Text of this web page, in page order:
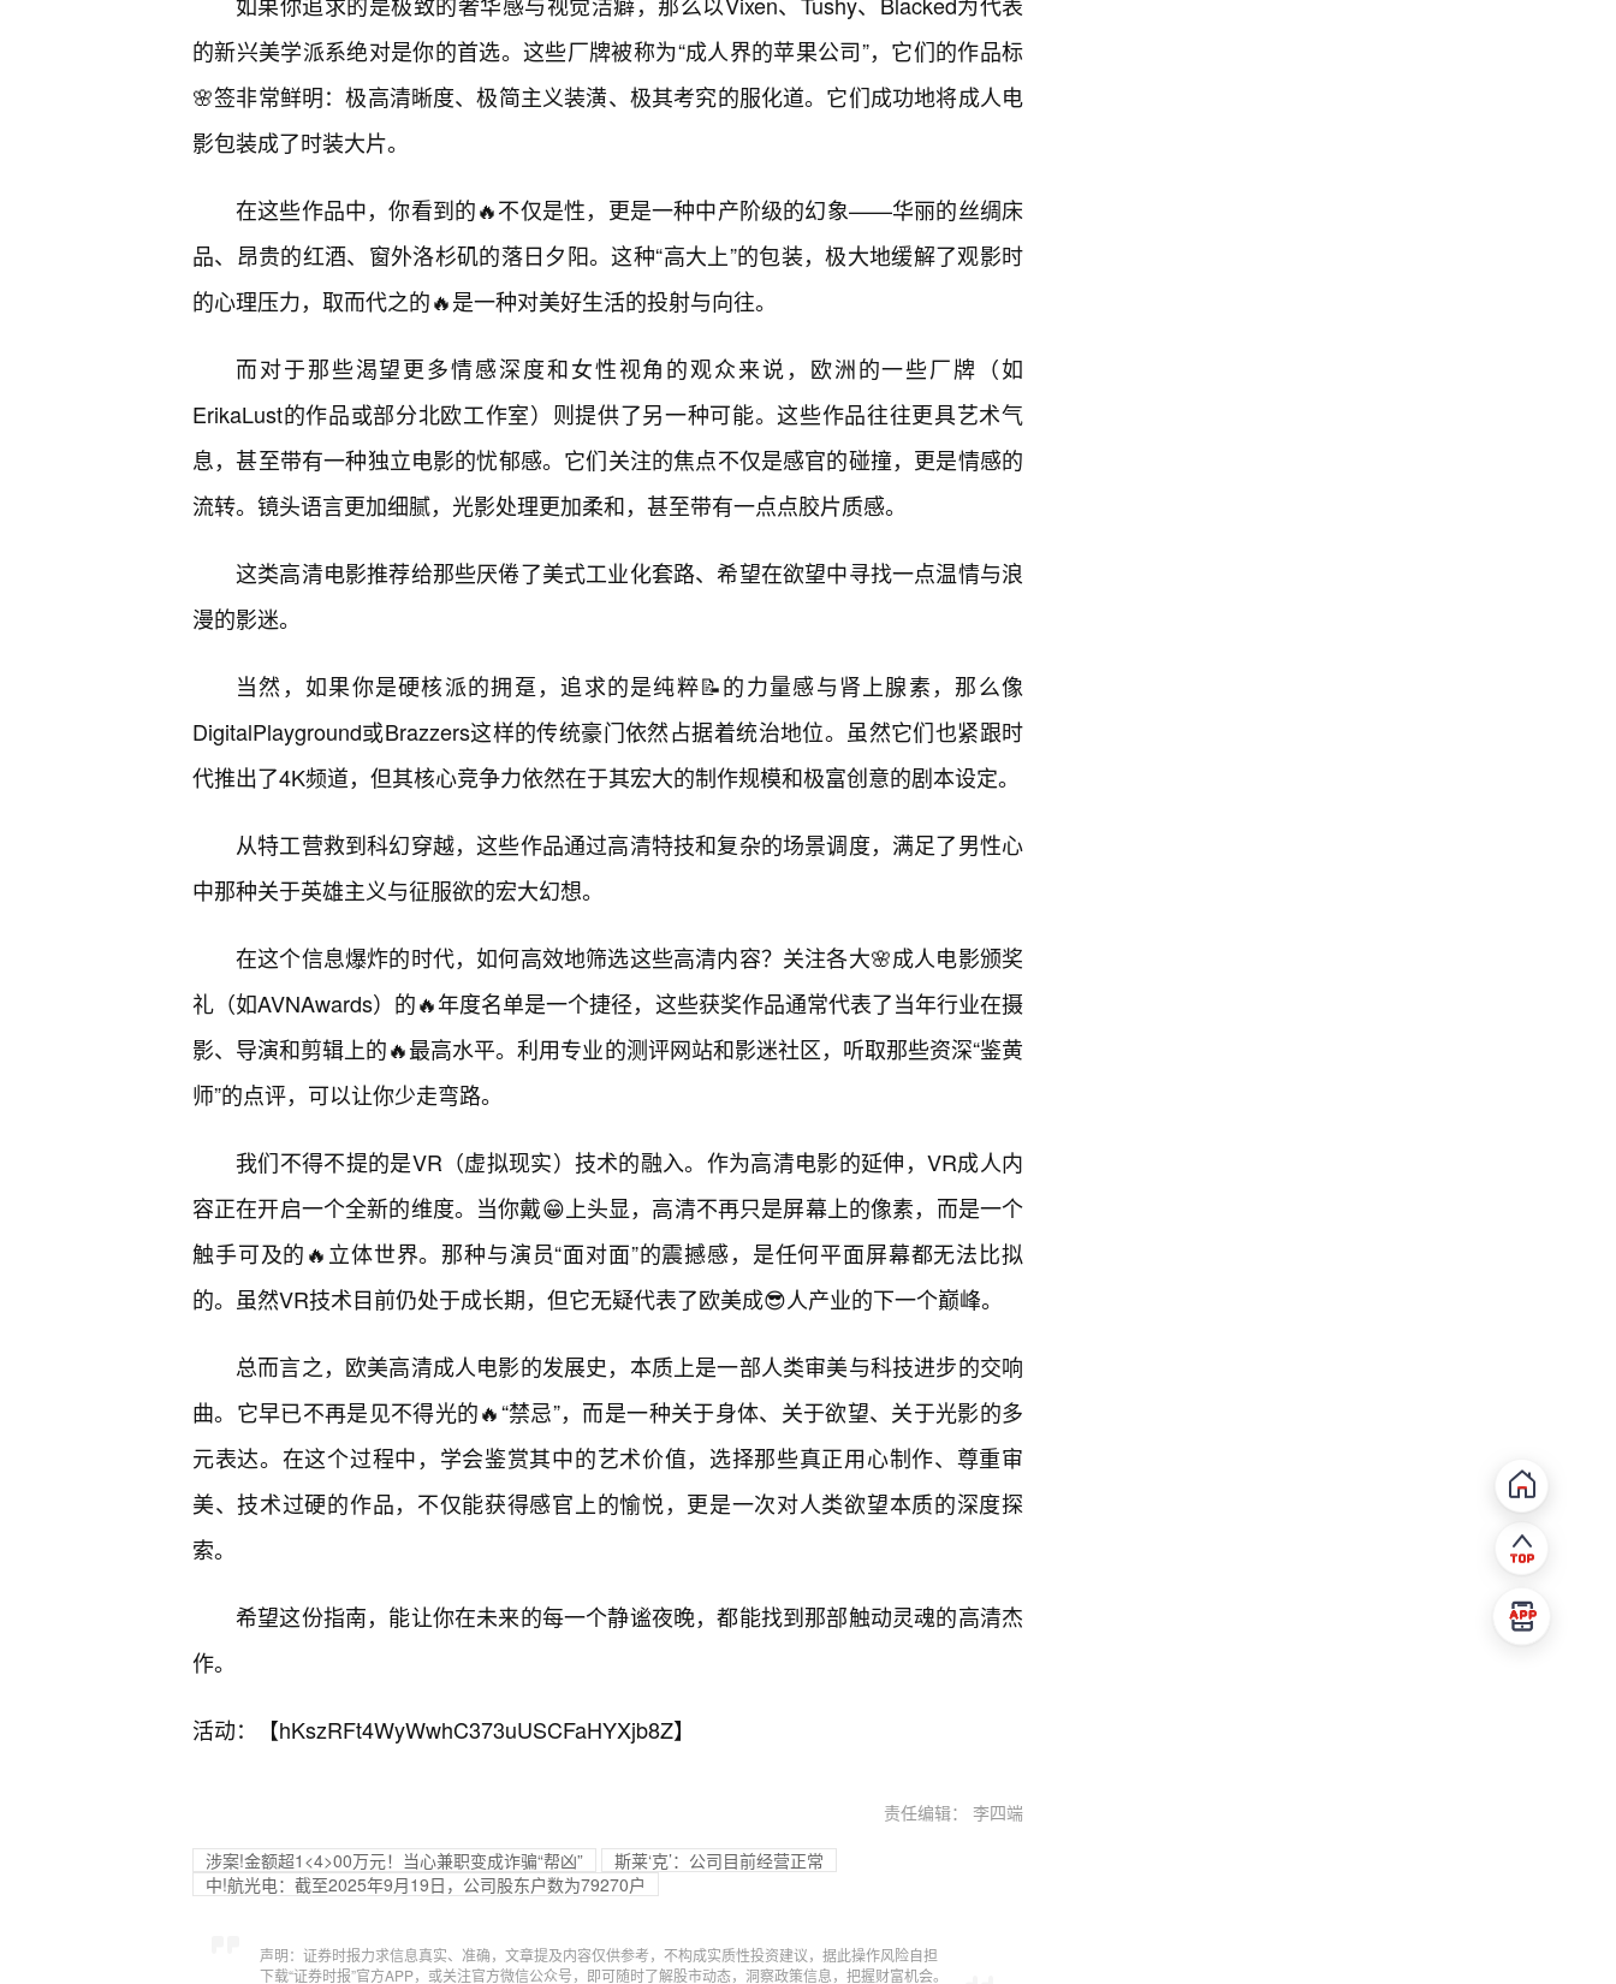
的新兴美学派系绝对是你的首选。这些厂牌被称为“成人界的苹果公司”，它们的作品标
🌸签非常鲜明：极高清晰度、极简主义装潢、极其考究的服化道。它们成功地将成人电
影包装成了时装大片。
在这些作品中，你看到的🔥不仅是性，更是一种中产阶级的幻象——华丽的丝绸床
品、昂贵的红酒、窗外洛杉矶的落日夕阳。这种“高大上”的包装，极大地缓解了观影时
的心理压力，取而代之的🔥是一种对美好生活的投射与向往。
而对于那些渴望更多情感深度和女性视角的观众来说，欧洲的一些厂牌（如
ErikaLust的作品或部分北欧工作室）则提供了另一种可能。这些作品往往更具艺术气
息，甚至带有一种独立电影的忧郁感。它们关注的焦点不仅是感官的碰撞，更是情感的
流转。镜头语言更加细腻，光影处理更加柔和，甚至带有一点点胶片质感。
这类高清电影推荐给那些厌倦了美式工业化套路、希望在欲望中寻找一点温情与浪
漫的影迷。
当然，如果你是硬核派的拥趸，追求的是纯粹📝的力量感与肾上腺素，那么像
DigitalPlayground或Brazzers这样的传统豪门依然占据着统治地位。虽然它们也紧跟时
代推出了4K频道，但其核心竞争力依然在于其宏大的制作规模和极富创意的剧本设定。
从特工营救到科幻穿越，这些作品通过高清特技和复杂的场景调度，满足了男性心
中那种关于英雄主义与征服欲的宏大幻想。
在这个信息爆炸的时代，如何高效地筛选这些高清内容？关注各大🌸成人电影颁奖
礼（如AVNAwards）的🔥年度名单是一个捷径，这些获奖作品通常代表了当年行业在摄
影、导演和剪辑上的🔥最高水平。利用专业的测评网站和影迷社区，听取那些资深“鉴黄
师”的点评，可以让你少走弯路。
我们不得不提的是VR（虚拟现实）技术的融入。作为高清电影的延伸，VR成人内
容正在开启一个全新的维度。当你戴😁上头显，高清不再只是屏幕上的像素，而是一个
触手可及的🔥立体世界。那种与演员“面对面”的震撼感，是任何平面屏幕都无法比拟
的。虽然VR技术目前仍处于成长期，但它无疑代表了欧美成😎人产业的下一个巅峰。
总而言之，欧美高清成人电影的发展史，本质上是一部人类审美与科技进步的交响
曲。它早已不再是见不得光的🔥“禁忌”，而是一种关于身体、关于欲望、关于光影的多
元表达。在这个过程中，学会鉴赏其中的艺术价值，选择那些真正用心制作、尊重审
美、技术过硬的作品，不仅能获得感官上的愉悦，更是一次对人类欲望本质的深度探
索。
希望这份指南，能让你在未来的每一个静谧夜晚，都能找到那部触动灵魂的高清杰
作。
活动：【hKszRFt4WyWwhC373uUSCFaHYXjb8Z】
责任编辑： 李四端
涉案!金额超1<4>00万元！当心兼职变成诈骗“帮凶”
斯莱‘克’：公司目前经营正常
中!航光电：截至2025年9月19日，公司股东户数为79270户
声明：证券时报力求信息真实、准确，文章提及内容仅供参考，不构成实质性投资建议，据此操作风险自担
下载“证券时报”官方APP，或关注官方微信公众号，即可随时了解股市动态，洞察政策信息，把握财富机会。